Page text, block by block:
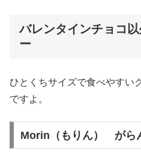
バレンタインチョコ
ー
ひとくちサイズで食べやすい
ですよ。
Morin（もりん） がら